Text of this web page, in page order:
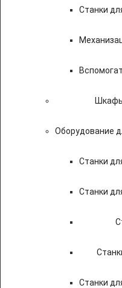
Станки
Оборудование
Станки
Станки
Станки